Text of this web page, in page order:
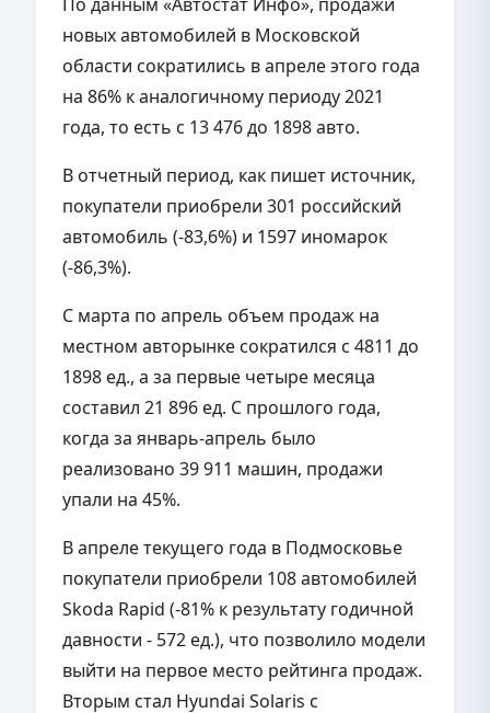
новых автомобилей в Московской
области сократились в апреле этого года
на 86% к аналогичному периоду 2021
года, то есть с 13 476 до 1898 авто.
В отчетный период, как пишет источник,
покупатели приобрели 301 российский
автомобиль (-83,6%) и 1597 иномарок
(-86,3%).
С марта по апрель объем продаж на
местном авторынке сократился с 4811 до
1898 ед., а за первые четыре месяца
составил 21 896 ед. С прошлого года,
когда за январь-апрель было
реализовано 39 911 машин, продажи
упали на 45%.
В апреле текущего года в Подмосковье
покупатели приобрели 108 автомобилей
Skoda Rapid (-81% к результату годичной
давности - 572 ед.), что позволило модели
выйти на первое место рейтинга продаж.
Вторым стал Hyundai Solaris с